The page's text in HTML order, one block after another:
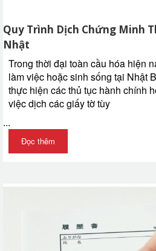
Quy Trình Dịch Chứng Minh
Nhật
Trong thời đại toàn cầu hóa hiện
làm việc hoặc sinh sống tại Nhật
thực hiện các thủ tục hành chính
việc dịch các giấy tờ tùy
...
Đọc thêm